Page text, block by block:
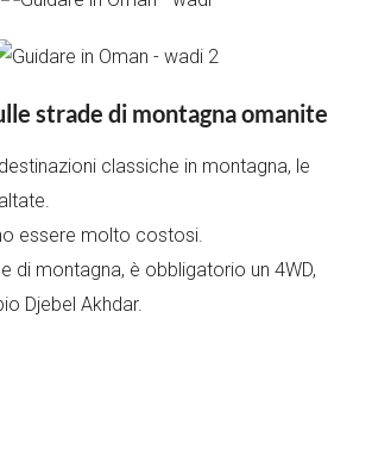
strade di montagna omanite
classiche in montagna, le
essere molto costosi.
di montagna, è obbligatorio un 4WD,
Djebel Akhdar.